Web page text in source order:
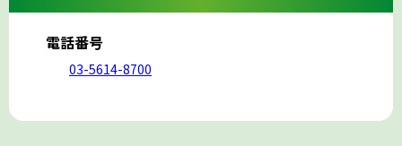
応募者等の個人情報を正確かつ最新の内容に保つよう努
及び毀損から保護するため、必要な安全管理措置を講じ
ます。
6. Cookieについて
本ウェブサイトでは、一部のコンテンツにおいてCookie
電話番号
03-5614-8700